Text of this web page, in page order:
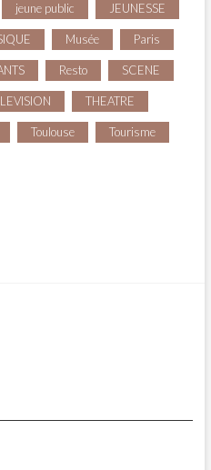
jeune public JEUNESSE
Musée Paris
Resto SCENE
THEATRE
Toulouse Tourisme